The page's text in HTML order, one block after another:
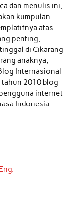
dan menulis ini,
kumpulan
atas
penting,
di Cikarang
anaknya,
Internasional
tahun 2010 blog
internet
Indonesia.